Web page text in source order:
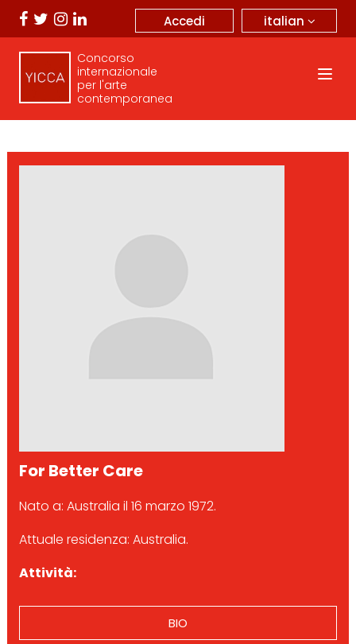
italian
Accedi
Concorso
internazionale
per l'arte
contemporanea
For Better Care
Nato a: Australia il 16 marzo 1972.
Attuale residenza: Australia.
Attività:
BIO